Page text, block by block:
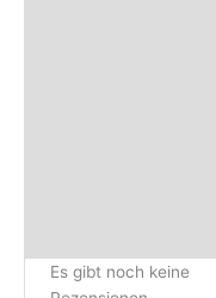
Es gibt noch keine